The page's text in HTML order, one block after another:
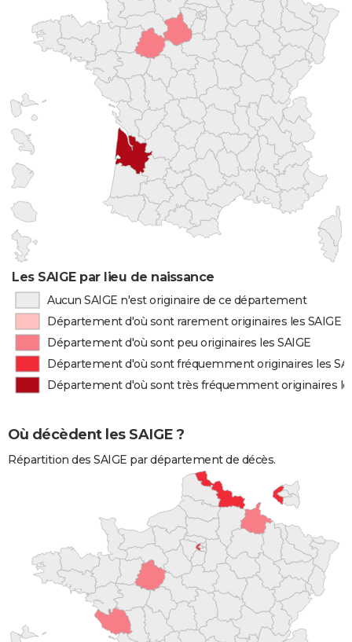
Les SAIGE par lieu de naissance
Aucun SAIGE n'est originaire de ce département
Département d'où sont rarement originaires les SAIGE
Département d'où sont peu originaires les SAIGE
Département d'où sont fréquemment originaires les
Département d'où sont très fréquemment originaires
Où décèdent les SAIGE ?
Répartition des SAIGE par département de décès.